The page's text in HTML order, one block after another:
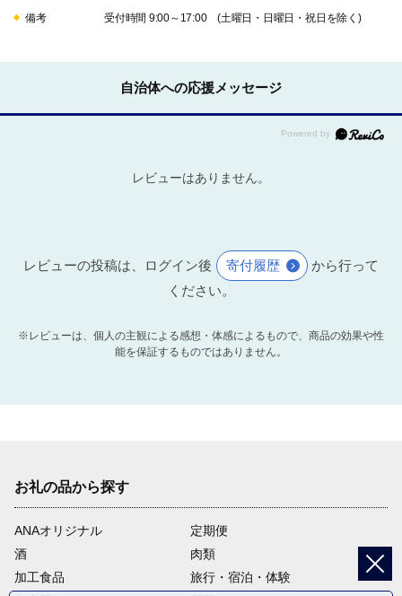
備考 受付時間 9:00～17:00 (土曜日・日曜日・祝日を除く)
自治体への応援メッセージ
レビューはありません。
レビューの投稿は、ログイン後 寄付履歴
から行って
ください。
※レビューは、個人の主観による感想・体感によるもので、商品の効果や性
能を保証するものではありません。
お礼の品から探す
ANAオリジナル
定期便
酒
肉類
加工食品
旅行・宿泊・体験